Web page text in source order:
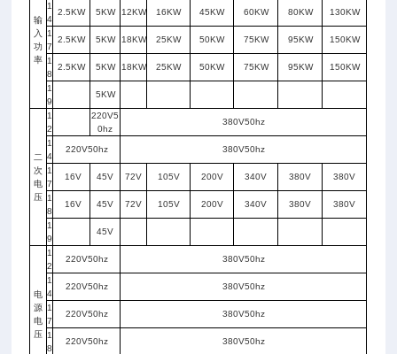
输
入
功
率
1
4
2.5KW 5KW 12KW 16KW 45KW 60KW 80KW 130KW
1
7
2.5KW 5KW 18KW 25KW 50KW 75KW 95KW 150KW
1
8
2.5KW 5KW 18KW 25KW 50KW 75KW 95KW 150KW
1
9
5KW
二
次
电
压
1
2
220V5
0hz
380V50hz
1
4
220V50hz 380V50hz
1
7
16V 45V 72V 105V 200V 340V 380V 380V
1
8
16V 45V 72V 105V 200V 340V 380V 380V
1
9
45V
电
源
电
压
1
2
220V50hz 380V50hz
1
4
220V50hz 380V50hz
1
7
220V50hz 380V50hz
1
8
220V50hz 380V50hz